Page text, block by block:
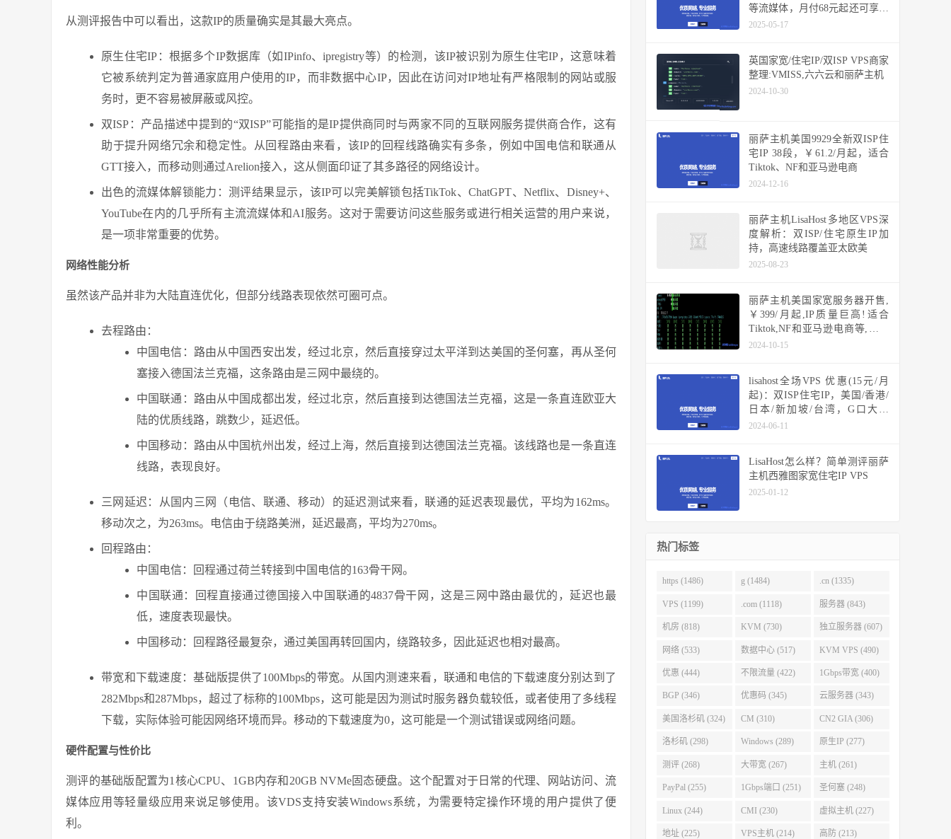
从测评报告中可以看出，这款IP的质量确实是其最大亮点。
原生住宅IP：根据多个IP数据库（如IPinfo、ipregistry等）的检测，该IP被识别为原生住宅IP，这意味着
它被系统判定为普通家庭用户使用的IP，而非数据中心IP，因此在访问对IP地址有严格限制的网站或服
务时，更不容易被屏蔽或风控。
双ISP：产品描述中提到的“双ISP”可能指的是IP提供商同时与两家不同的互联网服务提供商合作，这有
助于提升网络冗余和稳定性。从回程路由来看，该IP的回程线路确实有多条，例如中国电信和联通从
GTT接入，而移动则通过Arelion接入，这从侧面印证了其多路径的网络设计。
出色的流媒体解锁能力：测评结果显示，该IP可以完美解锁包括TikTok、ChatGPT、Netflix、Disney+、
YouTube在内的几乎所有主流流媒体和AI服务。这对于需要访问这些服务或进行相关运营的用户来说，
是一项非常重要的优势。
网络性能分析
虽然该产品并非为大陆直连优化，但部分线路表现依然可圈可点。
去程路由：
中国电信：路由从中国西安出发，经过北京，然后直接穿过太平洋到达美国的圣何塞，再从圣何
塞接入德国法兰克福，这条路由是三网中最绕的。
中国联通：路由从中国成都出发，经过北京，然后直接到达德国法兰克福，这是一条直连欧亚大
陆的优质线路，跳数少，延迟低。
中国移动：路由从中国杭州出发，经过上海，然后直接到达德国法兰克福。该线路也是一条直连
线路，表现良好。
三网延迟：从国内三网（电信、联通、移动）的延迟测试来看，联通的延迟表现最优，平均为162ms。
移动次之，为263ms。电信由于绕路美洲，延迟最高，平均为270ms。
回程路由：
中国电信：回程通过荷兰转接到中国电信的163骨干网。
中国联通：回程直接通过德国接入中国联通的4837骨干网，这是三网中路由最优的，延迟也最
低，速度表现最快。
中国移动：回程路径最复杂，通过美国再转回国内，绕路较多，因此延迟也相对最高。
带宽和下载速度：基础版提供了100Mbps的带宽。从国内测速来看，联通和电信的下载速度分别达到了
282Mbps和287Mbps，超过了标称的100Mbps，这可能是因为测试时服务器负载较低，或者使用了多线程
下载，实际体验可能因网络环境而异。移动的下载速度为0，这可能是一个测试错误或网络问题。
硬件配置与性价比
测评的基础版配置为1核心CPU、1GB内存和20GB NVMe固态硬盘。这个配置对于日常的代理、网站访问、流
媒体应用等轻量级应用来说足够使用。该VDS支持安装Windows系统，为需要特定操作环境的用户提供了便
利。
等流媒体，月付68元起还可享九
折优惠
2025-05-17
英国家宽/住宅IP/双ISP VPS商家
整理:VMISS,六六云和丽萨主机
2024-10-30
丽萨主机美国9929全新双ISP住
宅IP 38段，￥61.2/月起，适合
Tiktok、NF和亚马逊电商
2024-12-16
丽萨主机LisaHost多地区VPS深
度解析：双ISP/住宅原生IP加
持，高速线路覆盖亚太欧美
2025-08-23
丽萨主机美国家宽服务器开售,
￥399/月起,IP质量巨高!适合
Tiktok,NF和亚马逊电商等,支持
Windows
2024-10-15
lisahost全场VPS 优惠(15元/月
起)：双ISP住宅IP，美国/香港/
日本/新加坡/台湾，G口大带
宽，高端高速线路可选
2024-06-11
LisaHost怎么样？简单测评丽萨
主机西雅图家宽住宅IP VPS
2025-01-12
热门标签
https (1486) g (1484) .cn (1335)
VPS (1199) .com (1118) 服务器 (843)
机房 (818) KVM (730) 独立服务器 (607)
网络 (533) 数据中心 (517) KVM VPS (490)
优惠 (444) 不限流量 (422) 1Gbps带宽 (400)
BGP (346) 优惠码 (345) 云服务器 (343)
美国洛杉矶 (324) CM (310) CN2 GIA (306)
洛杉矶 (298) Windows (289) 原生IP (277)
测评 (268) 大带宽 (267) 主机 (261)
PayPal (255) 1Gbps端口 (251) 圣何塞 (248)
Linux (244) CMI (230) 虚拟主机 (227)
地址 (225) VPS主机 (214) 高防 (213)